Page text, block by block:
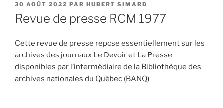
PUBLIÉ
LE
30 AOÛT 2022 PAR HUBERT SIMARD
Revue de presse RCM 1977
Cette revue de presse repose essentiellement sur les
archives des journaux Le Devoir et La Presse
disponibles par l’intermédiaire de la Bibliothèque des
archives nationales du Québec (BANQ)